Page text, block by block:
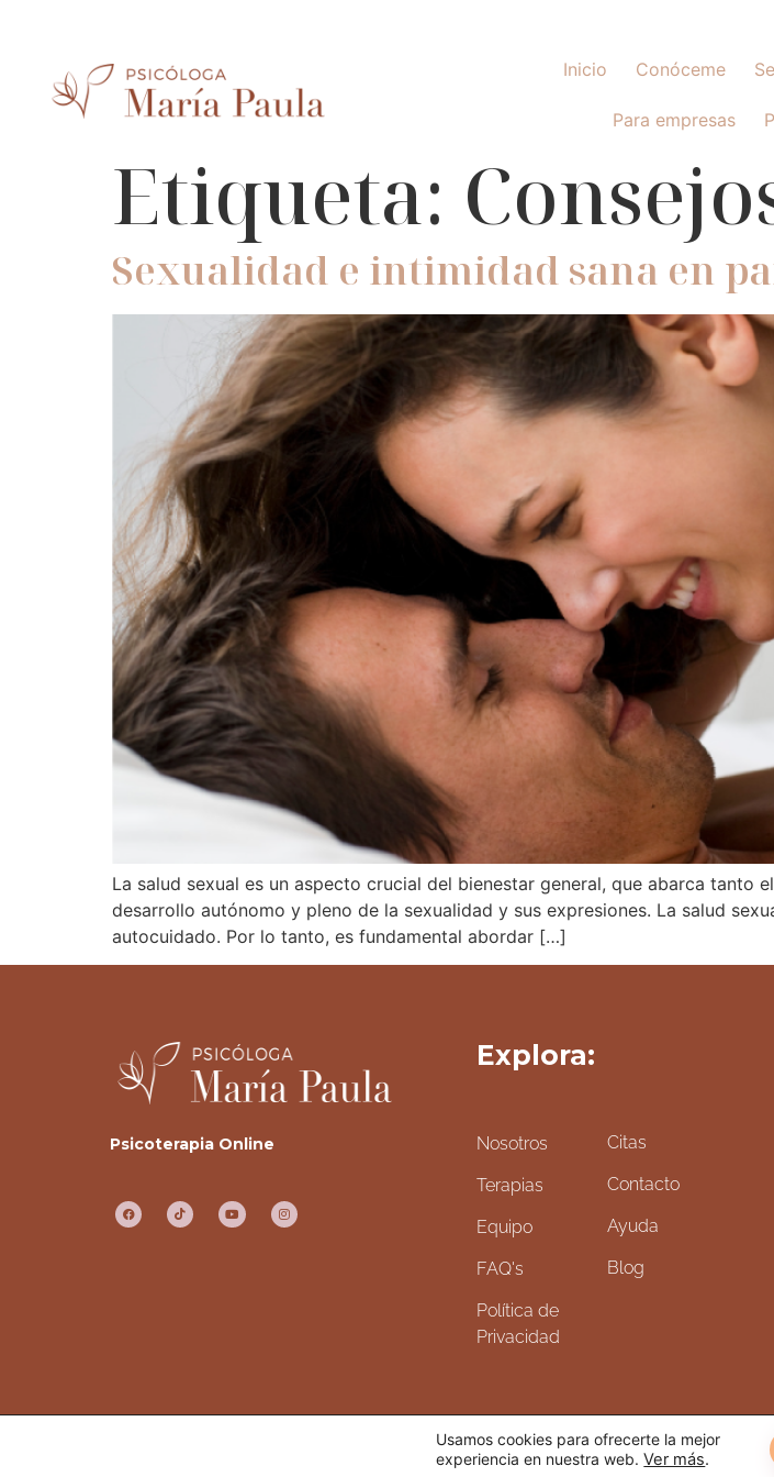
Inicio Conóceme
Para empresas
Etiqueta:
Sexualidad e intimidad sana en
La salud sexual es un aspecto crucial del bienestar general, que abarca
desarrollo autónomo y pleno de la sexualidad y sus expresiones. La salud
autocuidado. Por lo tanto, es fundamental abordar […]
Psicoterapia Online
Explora:
Nosotros
Terapias
Equipo
FAQ's
Política de
Privacidad
Citas
Contacto
Ayuda
Blog
Usamos cookies para ofrecerte la mejor
experiencia en nuestra web.Ver más.